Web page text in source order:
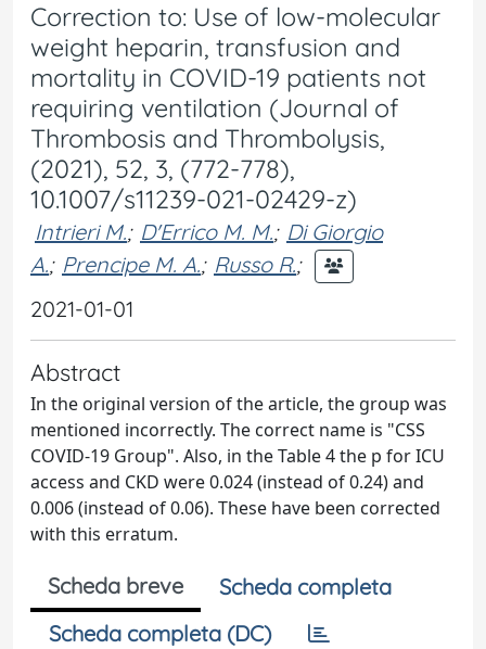
Correction to: Use of low-molecular
weight heparin, transfusion and
mortality in COVID-19 patients not
requiring ventilation (Journal of
Thrombosis and Thrombolysis,
(2021), 52, 3, (772-778),
10.1007/s11239-021-02429-z)
Intrieri M.; D'Errico M. M.; Di Giorgio
A.; Prencipe M. A.; Russo R.;
2021-01-01
Abstract
In the original version of the article, the group was
mentioned incorrectly. The correct name is "CSS
COVID-19 Group". Also, in the Table 4 the p for ICU
access and CKD were 0.024 (instead of 0.24) and
0.006 (instead of 0.06). These have been corrected
with this erratum.
Scheda breve
Scheda completa
Scheda completa (DC)